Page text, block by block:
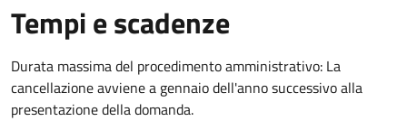
Tempi e scadenze
Durata massima del procedimento amministrativo: La
cancellazione avviene a gennaio dell'anno successivo alla
presentazione della domanda.